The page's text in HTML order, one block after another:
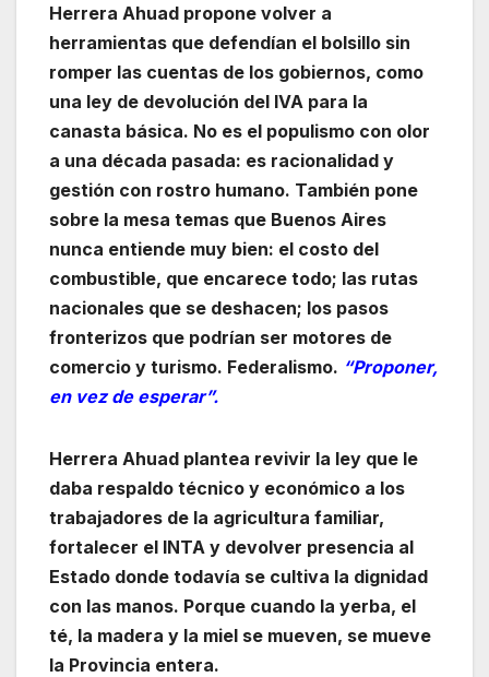
Herrera Ahuad propone volver a
herramientas que defendían el bolsillo sin
romper las cuentas de los gobiernos, como
una ley de devolución del IVA para la
canasta básica. No es el populismo con olor
a una década pasada: es racionalidad y
gestión con rostro humano. También pone
sobre la mesa temas que Buenos Aires
nunca entiende muy bien: el costo del
combustible, que encarece todo; las rutas
nacionales que se deshacen; los pasos
fronterizos que podrían ser motores de
comercio y turismo. Federalismo. “Proponer,
en vez de esperar”.
Herrera Ahuad plantea revivir la ley que le
daba respaldo técnico y económico a los
trabajadores de la agricultura familiar,
fortalecer el INTA y devolver presencia al
Estado donde todavía se cultiva la dignidad
con las manos. Porque cuando la yerba, el
té, la madera y la miel se mueven, se mueve
la Provincia entera.